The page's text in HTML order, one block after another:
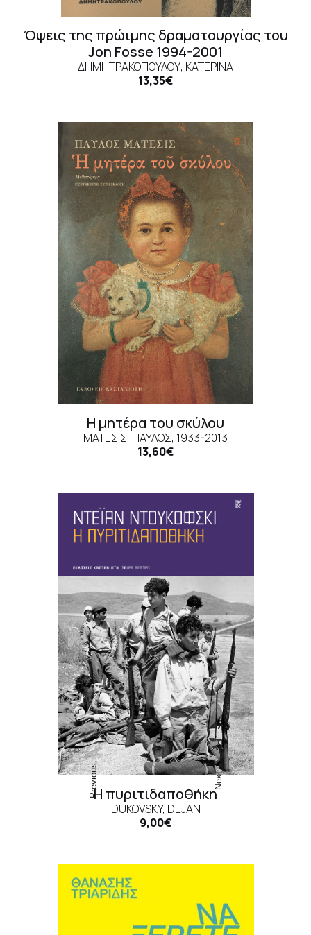
Previous Next
Όψεις της πρώιμης δραματουργίας του
Jon Fosse 1994-2001
ΔΗΜΗΤΡΑΚΟΠΟΎΛΟΥ, ΚΑΤΕΡΊΝΑ
13,35€
Η μητέρα του σκύλου
ΜΆΤΕΣΙΣ, ΠΑΎΛΟΣ, 1933-2013
13,60€
Η πυριτιδαποθήκη
DUKOVSKY, DEJAN
9,00€